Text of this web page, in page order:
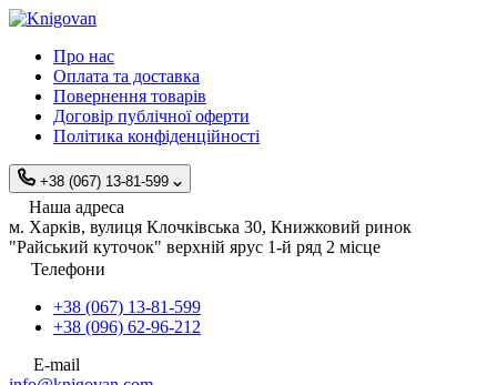
Про нас
Оплата та доставка
Повернення товарів
Договір публічної оферти
Політика конфіденційності
+38 (067) 13-81-599
Наша адреса
м. Харків, вулиця Клочківська 30, Книжковий ринок
"Райський куточок" верхній ярус 1-й ряд 2 місце
Телефони
+38 (067) 13-81-599
+38 (096) 62-96-212
E-mail